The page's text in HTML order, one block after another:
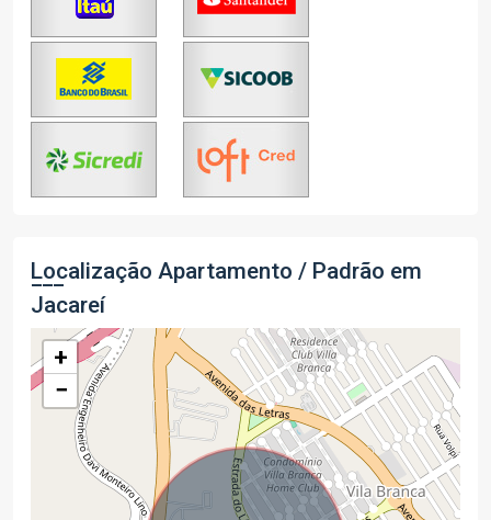
Localização Apartamento / Padrão em
Jacareí
+
−